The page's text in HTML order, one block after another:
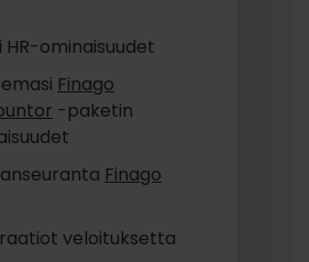
HR-ominaisuudet
Finago
-paketin
Finago
veloituksetta